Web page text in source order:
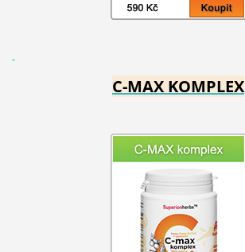
C-MAX KOMPLEX